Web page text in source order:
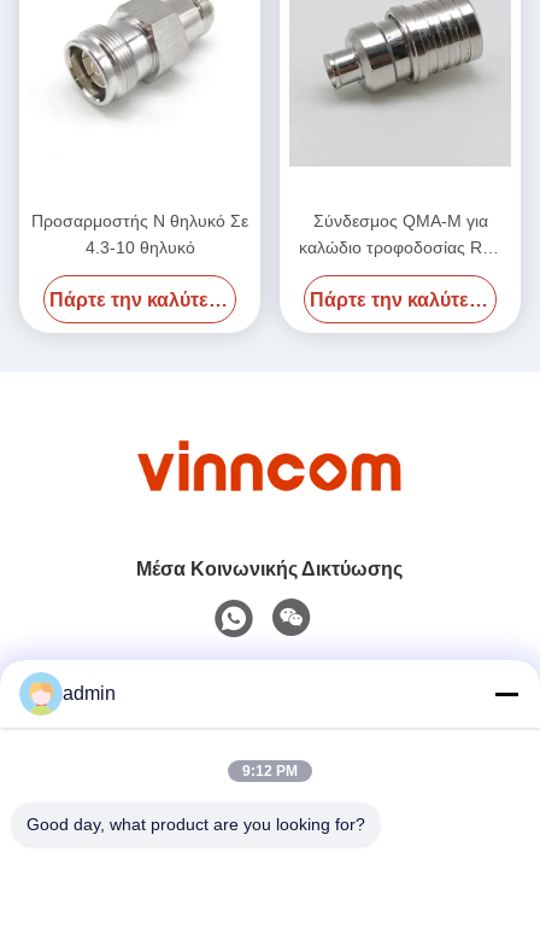
Προσαρμοστής N θηλυκό Σε
4.3-10 θηλυκό
Πάρτε την καλύτερη τιμή
Σύνδεσμος QMA-M για
καλώδιο τροφοδοσίας RG-
402
Πάρτε την καλύτερη τιμή
Μέσα Κοινωνικής Δικτύωσης
0086-551-65396351
admin
9:12 PM
Good day, what product are you looking for?